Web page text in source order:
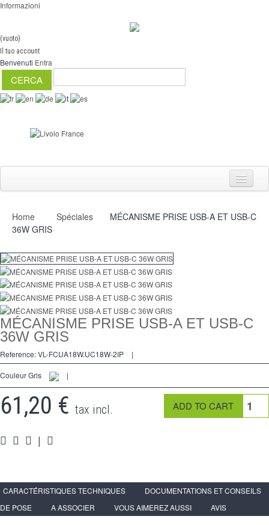
Informazioni
(vuoto)
Il tuo account
Benvenuti Entra
Interruttori
2 modi
preso
Spéciales
accessori
Pièces
Media
Espace PRO
Home Spéciales
MÉCANISME PRISE USB-A ET USB-C
36W GRIS
MÉCANISME PRISE USB-A ET USB-C
36W GRIS
Reference:VL-FCUA18W.UC18W-2IP |
Couleur Gris |
61,20 € tax incl.
|
CARACTÉRISTIQUES TECHNIQUES
DOCUMENTATIONS ET CONSEILS
DE POSE
A ASSOCIER VOUS AIMEREZ AUSSI AVIS